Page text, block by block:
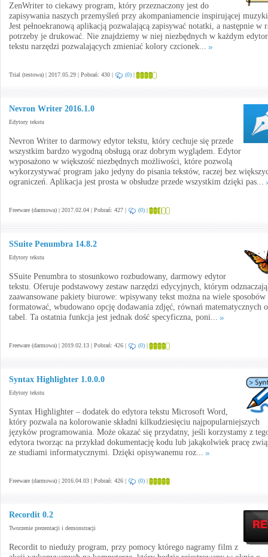
ZenWriter to ciekawy program, który przeznaczony jest do
zapisywania naszych przemyśleń przy akompaniamencie inspirującej
Jest pełnoekranową aplikacją pozwalającą zapisywać notatki, a następnie w
potrzeby je drukować. Nie znajdziemy w niej niezbędnych w każdym
tekstu narzędzi pozwalających zmieniać kolory czcionek...
Trial (testowa) | 2017.05.29 | Pobrań: 430 | (0) |
Nevron Writer 2016.1.0
Edytory tekstu
Nevron Writer to darmowy edytor tekstu, który cechuje się przede
wszystkim bardzo wygodną obsługą oraz dobrym wyglądem. Edytor
wyposażono w większość niezbędnych możliwości, które pozwolą
wykorzystywać program jako jedyny do pisania tekstów, raczej bez
ograniczeń. Aplikacja jest prosta w obsłudze przede wszystkim dzięki pas...
Freeware (darmowa) | 2017.02.04 | Pobrań: 427 | (0) |
SSuite Penumbra 14.8.2
Edytory tekstu
SSuite Penumbra to stosunkowo rozbudowany, darmowy edytor
tekstu. Oferuje podstawowy zestaw narzędzi edycyjnych, którym
zaawansowane pakiety biurowe: wpisywany tekst można na wiele sposobów
formatować, wbudowano opcję dodawania zdjęć, równań matematycznych
tabel. Ta ostatnia funkcja jest jednak dość specyficzna, poni...
Freeware (darmowa) | 2019.02.13 | Pobrań: 426 | (0) |
Syntax Highlighter 1.0.0.0
Edytory tekstu
Syntax Highlighter – dodatek do edytora tekstu Microsoft Word,
który pozwala na kolorowanie składni kilkudziesięciu najpopularniejszych
języków programowania. Może okazać się przydatny, jeśli korzystamy z
edytora tworząc na przykład dokumentację kodu lub jakąkolwiek pracę
ze studiami informatycznymi. Dzięki opisywanemu roz...
Freeware (darmowa) | 2016.04.03 | Pobrań: 426 | (0) |
Recordit 0.2
Tworzenie prezentacji i demonstracji
Recordit to nieduży program, przy pomocy którego nagramy film z